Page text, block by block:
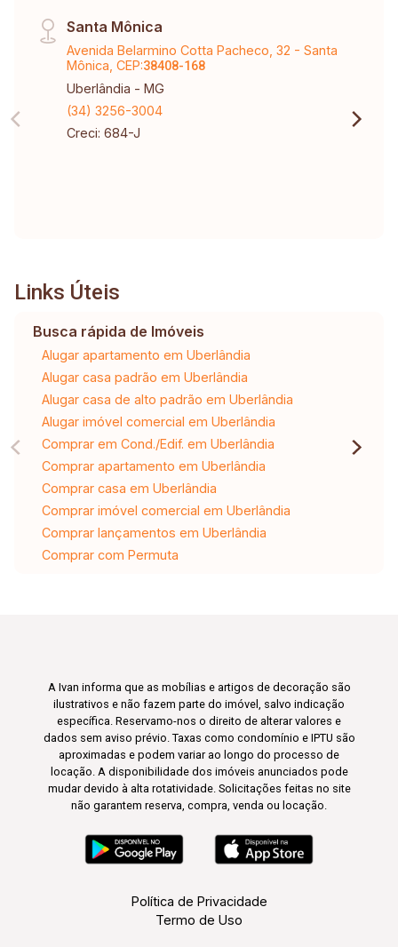
Santa Mônica
Avenida Belarmino Cotta Pacheco, 32 - Santa
Mônica, CEP:38408-168
Uberlândia - MG
(34) 3256-3004
Creci: 684-J
Links Úteis
Busca rápida de Imóveis
Alugar apartamento em Uberlândia
Alugar casa padrão em Uberlândia
Alugar casa de alto padrão em Uberlândia
Alugar imóvel comercial em Uberlândia
Comprar em Cond./Edif. em Uberlândia
Comprar apartamento em Uberlândia
Comprar casa em Uberlândia
Comprar imóvel comercial em Uberlândia
Comprar lançamentos em Uberlândia
Comprar com Permuta
A Ivan informa que as mobílias e artigos de decoração são
ilustrativos e não fazem parte do imóvel, salvo indicação
específica. Reservamo-nos o direito de alterar valores e
dados sem aviso prévio. Taxas como condomínio e IPTU são
aproximadas e podem variar ao longo do processo de
locação. A disponibilidade dos imóveis anunciados pode
mudar devido à alta rotatividade. Solicitações feitas no site
não garantem reserva, compra, venda ou locação.
Política de Privacidade
Termo de Uso